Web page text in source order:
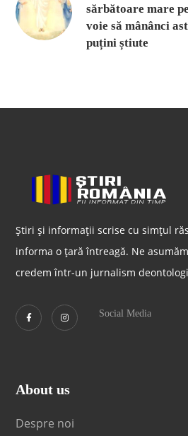
sărbătoare mare
voie să mânânci
puțini știute
Știri și informații scrise cu simțul
informa o țară întreagă. Ne
credem într-un jurnalism
Social Media
About us
Despre noi